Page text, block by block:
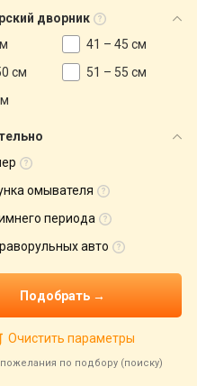
дворник
41 – 45 см
см
51 – 55 см
омывателя
периода
авто
Очистить параметры
по подбору (поиску)